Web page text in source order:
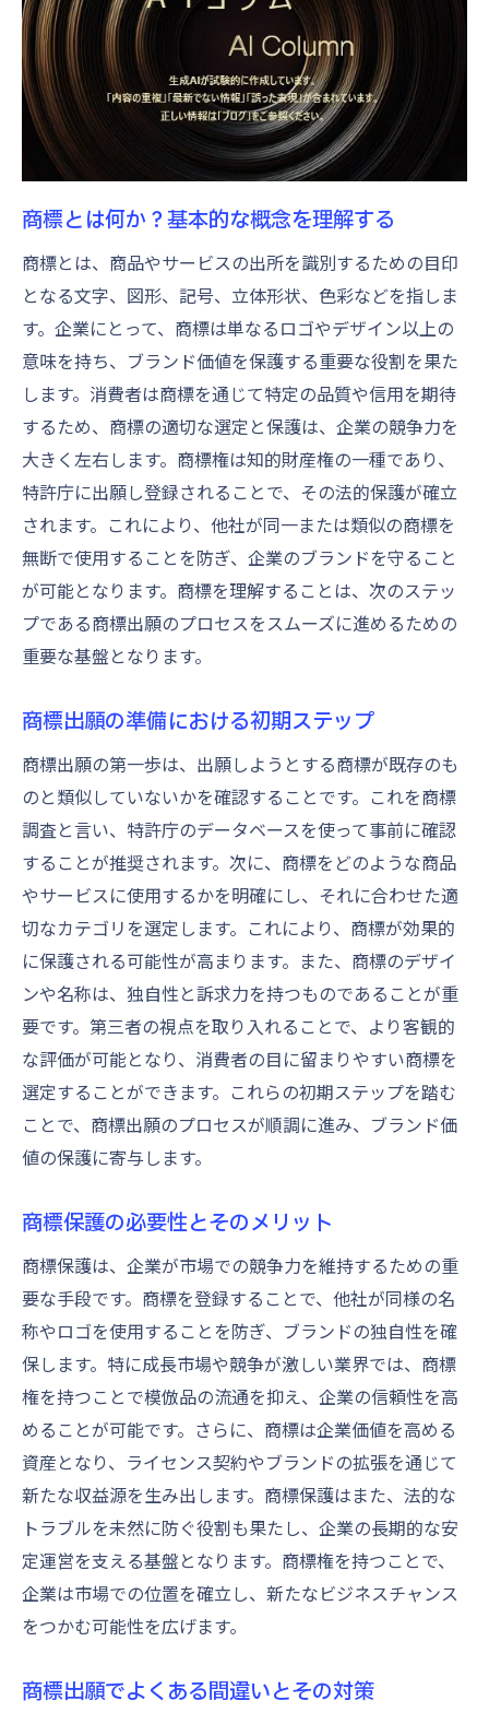
商標のユニーク性を確保するためには
商標調査における注意点と落とし穴
プロによる商標調査のサポートの活用
商標出願書類作成のポイントと注意点
商標出願書類に必要な基本情報
書類作成時に注意すべき法律のポイント
出願書類の不備を防ぐためのチェックリス
ト
申請書類の作成でよくあるミスとは
専門家のサポートを得るメリット
特許庁への商標出願手続きの流れとは
特許庁への商標出願のステップバイステッ
プガイド
商標出願におけるタイムラインの重要性
商標出願手続きの費用とその内訳
出願手続きの途中で留意すべきこと
特許庁からの通知対応とその対策
成功する商標出願のための戦略的アプローチ
商標出願の成功に必要な準備とは
商標のライフサイクルを考慮した戦略
競合分析を活用した商標出願戦略
市場調査を基にした商標の最適化
商標出願で避けるべきリスクとは
長期的なブランド戦略と商標の関係
商標登録までのステップを詳しく解説
商標登録出願後の流れを把握する
審査プロセスで知っておくべきこと
登録料支払いのタイミングと注意点
商標権取得後の管理と更新方法
商標登録がビジネスに与える影響
商標保護を確実にするためのプロのアドバイス
商標権を守るための基本的な対策
商標侵害を防ぐための法的措置
商標管理の効率的な方法とは
商標権の延長と更新に関する手続き
プロによる商標管理サービスの活用
商標に関する国際的な保護戦略
商標出願の複雑さを克服するためのガイド
商標出願のプロセスを簡略化する方法
複雑なケースにおける商標出願の対応策
商標出願で直面する課題とその解決策
ト
商標とは何か？基本的な概念を理解する
商標とは、商品やサービスの出所を識別するための目印
となる文字、図形、記号、立体形状、色彩などを指しま
す。企業にとって、商標は単なるロゴやデザイン以上の
意味を持ち、ブランド価値を保護する重要な役割を果た
します。消費者は商標を通じて特定の品質や信用を期待
するため、商標の適切な選定と保護は、企業の競争力を
大きく左右します。商標権は知的財産権の一種であり、
特許庁に出願し登録されることで、その法的保護が確立
されます。これにより、他社が同一または類似の商標を
無断で使用することを防ぎ、企業のブランドを守ること
が可能となります。商標を理解することは、次のステッ
プである商標出願のプロセスをスムーズに進めるための
重要な基盤となります。
商標出願の準備における初期ステップ
商標出願の第一歩は、出願しようとする商標が既存のも
のと類似していないかを確認することです。これを商標
調査と言い、特許庁のデータベースを使って事前に確認
することが推奨されます。次に、商標をどのような商品
やサービスに使用するかを明確にし、それに合わせた適
切なカテゴリを選定します。これにより、商標が効果的
に保護される可能性が高まります。また、商標のデザイ
ンや名称は、独自性と訴求力を持つものであることが重
要です。第三者の視点を取り入れることで、より客観的
な評価が可能となり、消費者の目に留まりやすい商標を
選定することができます。これらの初期ステップを踏む
ことで、商標出願のプロセスが順調に進み、ブランド価
値の保護に寄与します。
商標保護の必要性とそのメリット
商標保護は、企業が市場での競争力を維持するための重
要な手段です。商標を登録することで、他社が同様の名
称やロゴを使用することを防ぎ、ブランドの独自性を確
保します。特に成長市場や競争が激しい業界では、商標
権を持つことで模倣品の流通を抑え、企業の信頼性を高
めることが可能です。さらに、商標は企業価値を高める
資産となり、ライセンス契約やブランドの拡張を通じて
新たな収益源を生み出します。商標保護はまた、法的な
トラブルを未然に防ぐ役割も果たし、企業の長期的な安
定運営を支える基盤となります。商標権を持つことで、
企業は市場での位置を確立し、新たなビジネスチャンス
をつかむ可能性を広げます。
商標出願でよくある間違いとその対策